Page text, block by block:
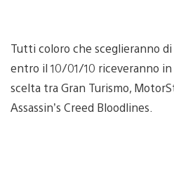
Tutti coloro che sceglieranno di
entro il 10/01/10 riceveranno in
scelta tra Gran Turismo,
Assassin’s Creed Bloodlines.